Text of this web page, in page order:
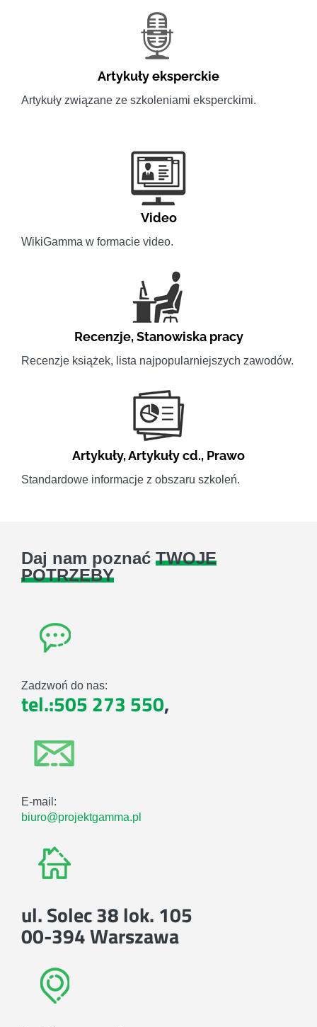
Artykuły eksperckie
Artykuły związane ze szkoleniami eksperckimi.
Video
WikiGamma w formacie video.
Recenzje,Stanowiska pracy
Recenzje książek, lista najpopularniejszych zawodów.
Artykuły,Artykuły cd., Prawo
Standardowe informacje z obszaru szkoleń.
Daj nam poznać TWOJE
POTRZEBY
Zadzwoń do nas:
tel.:505 273 550,
E-mail:
biuro@projektgamma.pl
ul. Solec 38 lok. 105
00-394 Warszawa